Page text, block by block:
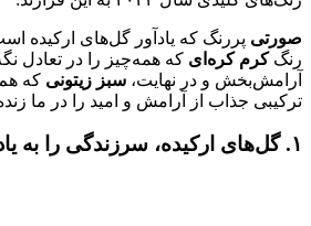
صورتی پررنگ که یادآور گل‌های ارکیده
رنگکرم کره‌ای که همه‌چیز را در تعادل
آرامش‌بخش و در نهایت، سبز زیتونی که
ترکیبی جذاب از آرامش و امید را در ما
۱. گل‌های ارکیده، سرزندگی را به یادمان می‌آورند!